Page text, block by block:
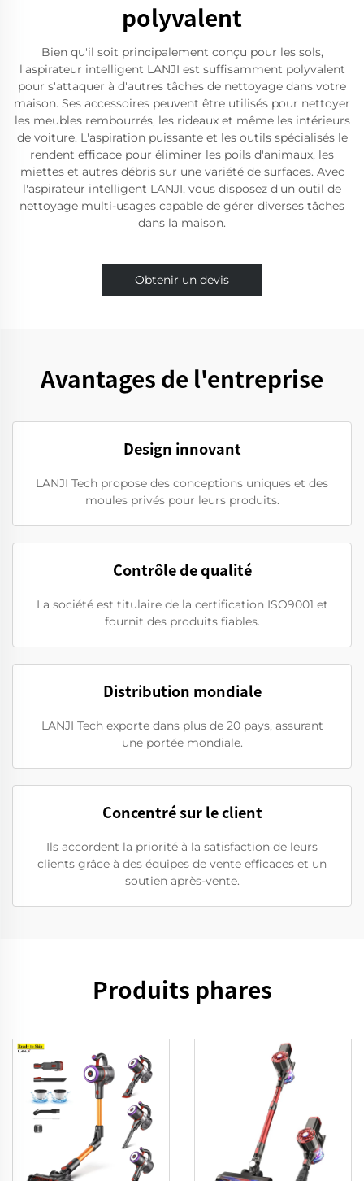
polyvalent
Bien qu'il soit principalement conçu pour les sols,
l'aspirateur intelligent LANJI est suffisamment polyvalent
pour s'attaquer à d'autres tâches de nettoyage dans votre
maison. Ses accessoires peuvent être utilisés pour nettoyer
les meubles rembourrés, les rideaux et même les intérieurs
de voiture. L'aspiration puissante et les outils spécialisés le
rendent efficace pour éliminer les poils d'animaux, les
miettes et autres débris sur une variété de surfaces. Avec
l'aspirateur intelligent LANJI, vous disposez d'un outil de
nettoyage multi-usages capable de gérer diverses tâches
dans la maison.
Obtenir un devis
Avantages de l'entreprise
Design innovant
LANJI Tech propose des conceptions uniques et des
moules privés pour leurs produits.
Contrôle de qualité
La société est titulaire de la certification ISO9001 et
fournit des produits fiables.
Distribution mondiale
LANJI Tech exporte dans plus de 20 pays, assurant
une portée mondiale.
Concentré sur le client
Ils accordent la priorité à la satisfaction de leurs
clients grâce à des équipes de vente efficaces et un
soutien après-vente.
Produits phares